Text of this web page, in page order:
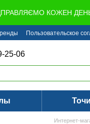
КОЖЕН
Пользовательское
25-06
Интернет-